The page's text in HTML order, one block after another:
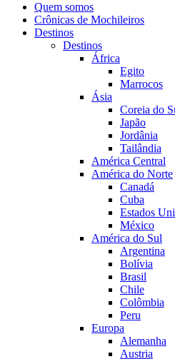
Quem somos
Crônicas de Mochileiros
Destinos
Destinos
África
Egito
Marrocos
Ásia
Coreia do
Japão
Jordânia
Tailândia
América Central
América do Norte
Canadá
Cuba
Estados
México
América do Sul
Argentina
Bolívia
Brasil
Chile
Colômbia
Peru
Europa
Alemanha
Austria